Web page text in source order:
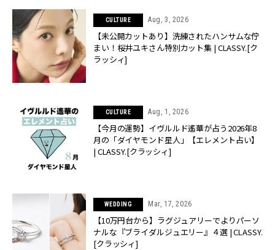
CULTURE Aug, 3, 2026
【未公開カットあり】洗練されたハンサムな佇
まい！桜井ユキさん特別カット集 | CLASSY.[ク
ラッシィ]
CULTURE Aug, 1, 2026
【今月の運勢】イヴルルド遙華が占う2026年8
月の「ダイヤモンド星人」【エレメント占い】
| CLASSY.[クラッシィ]
WEDDING Mar, 17, 2026
【10万円台から】ラグジュアリーでよりパーソ
ナルな『ブライダルジュエリー』４選 | CLASSY.
[クラッシィ]